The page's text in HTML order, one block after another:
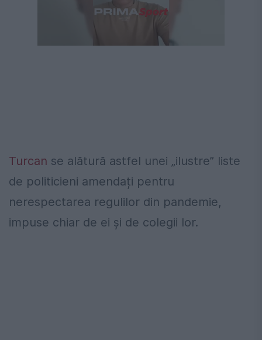
Turcan se alătură astfel unei „ilustre” liste
de politicieni amendați pentru
nerespectarea regulilor din pandemie,
impuse chiar de ei și de colegii lor.